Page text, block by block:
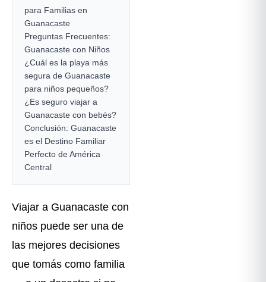
para Familias en
Guanacaste
Preguntas Frecuentes:
Guanacaste con Niños
¿Cuál es la playa más
segura de Guanacaste
para niños pequeños?
¿Es seguro viajar a
Guanacaste con bebés?
Conclusión: Guanacaste
es el Destino Familiar
Perfecto de América
Central
Viajar a Guanacaste con
niños puede ser una de
las mejores decisiones
que tomás como familia